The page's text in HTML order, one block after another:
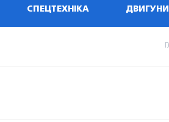
СПЕЦТЕХНІКА ДВИГУНИ